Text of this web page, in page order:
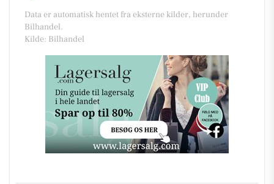
Data er automatisk hentet fra eksterne kilder, herunder
Bilhandel.
Kilde: Bilhandel